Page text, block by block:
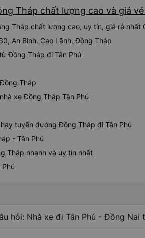
Tháp chất lượng cao và giá
Tháp chất lượng cao, uy tín, giá rẻ nhất
An Bình, Cao Lãnh, Đồng Tháp
Đồng Tháp đi Tân Phú
Tháp
xe Đồng Tháp Tân Phú
tuyến đường Đồng Tháp đi Tân Phú
- Tân Phú
Tháp nhanh và uy tín nhất
hỏi: Nhà xe đi Tân Phú - Đồng